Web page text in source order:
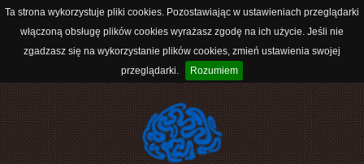
Ta strona wykorzystuje pliki cookies. Pozostawiając w ustawieniach przeglądarki
włączoną obsługę plików cookies wyrażasz zgodę na ich użycie. Jeśli nie
zgadzasz się na wykorzystanie plików cookies, zmień ustawienia swojej
przeglądarki.
Rozumiem